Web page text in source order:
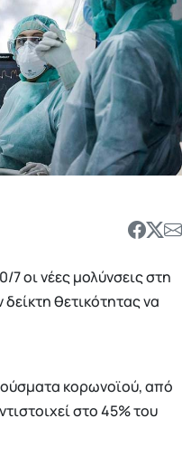
7 οι νέες μολύνσεις στη
θετικότητας να
κορωνοϊού, από
στο 45% του